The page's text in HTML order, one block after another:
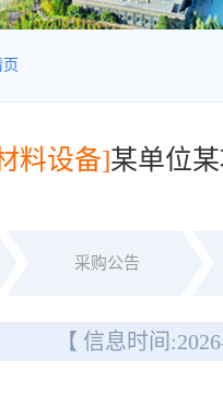
料设备]某单位
采购公告
【 信息时间: